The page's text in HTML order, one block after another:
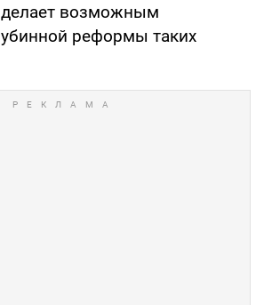
возможным
реформы таких